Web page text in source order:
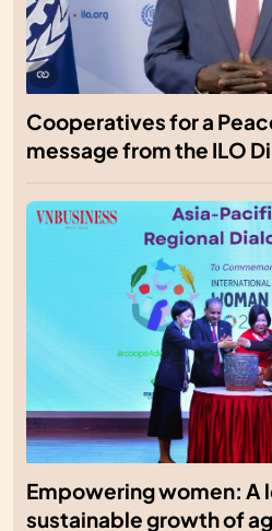
Cooperatives for a
message from the ILO
Empowering women: A
sustainable growth of